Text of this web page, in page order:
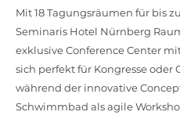
Mit 18 Tagungsräumen für bis
Seminaris Hotel Nürnberg
exklusive Conference Center
sich perfekt für Kongresse oder
während der innovative
Schwimmbad als agile